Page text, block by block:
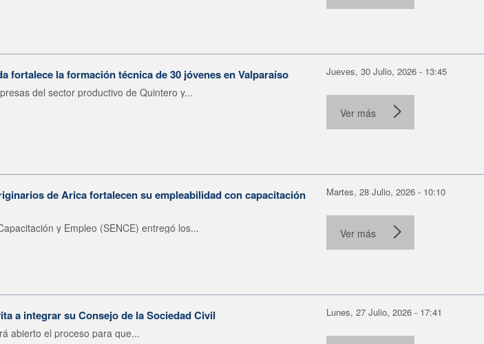
fortalece la formación técnica de 30 jóvenes en Valparaíso
del sector productivo de Quintero y...
Jueves, 30 Julio, 2026 - 13:45
Ver más
de Arica fortalecen su empleabilidad con capacitación
y Empleo (SENCE) entregó los...
Martes, 28 Julio, 2026 - 10:10
Ver más
a integrar su Consejo de la Sociedad Civil
abierto el proceso para que...
Lunes, 27 Julio, 2026 - 17:41